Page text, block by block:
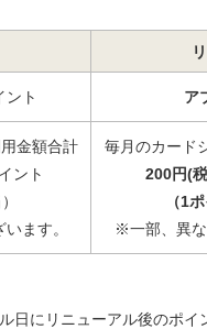
ント ア
金額合計
ント
ます。
毎月のカード
200円(
（1
※一部、異な
にリニューアル後のポイ